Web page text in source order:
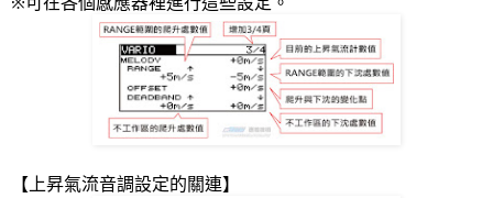
【上昇氣流音調設定的關連】